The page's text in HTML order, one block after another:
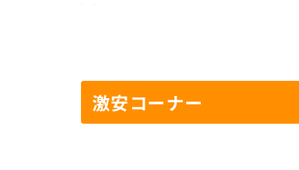
激安コーナー